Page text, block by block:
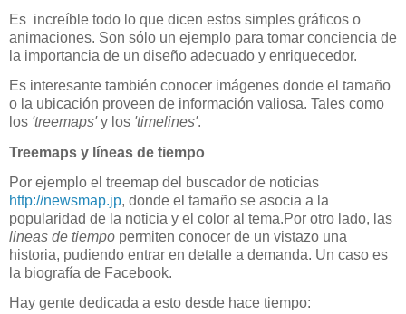
Es increíble todo lo que dicen estos simples gráficos o
animaciones. Son sólo un ejemplo para tomar conciencia de
la importancia de un diseño adecuado y enriquecedor.
Es interesante también conocer imágenes donde el tamaño
o la ubicación proveen de información valiosa. Tales como
los 'treemaps'y los 'timelines'.
Treemaps y líneas de tiempo
Por ejemplo el treemap del buscador de noticias
http://newsmap.jp, donde el tamaño se asocia a la
popularidad de la noticia y el color al tema.Por otro lado, las
lineas de tiempo permiten conocer de un vistazo una
historia, pudiendo entrar en detalle a demanda. Un caso es
la biografía de Facebook.
Hay gente dedicada a esto desde hace tiempo: